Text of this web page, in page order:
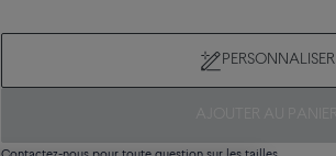
PERSONNALISER